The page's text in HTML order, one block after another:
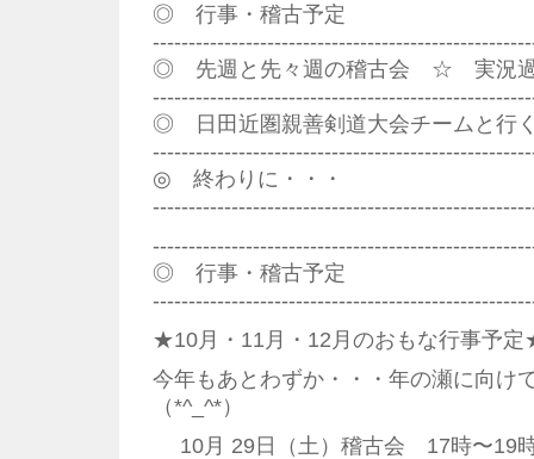
◎ 行事・稽古予定
◎ 先週と先々週の稽古会 ☆ 実況
◎ 日田近圏親善剣道大会チームと行
◎ 終わりに・・・
◎ 行事・稽古予定
★10月・11月・12月のおもな行事予
今年もあとわずか・・・年の瀬に向け
（*^_^*）
10月 29日（土）稽古会 17時〜19